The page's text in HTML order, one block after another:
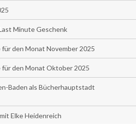
Minute Geschenk
den Monat November 2025
den Monat Oktober 2025
Baden als Bücherhauptstadt
Elke Heidenreich